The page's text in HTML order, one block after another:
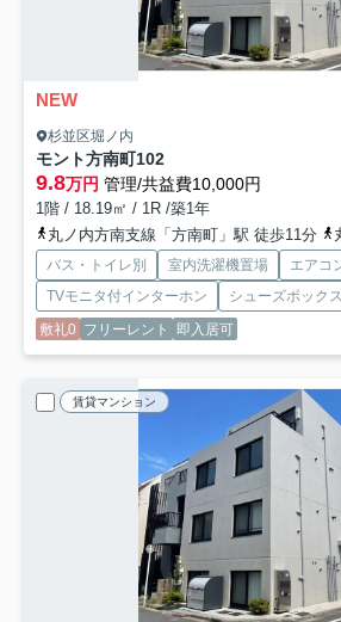
NEW
杉並区堀ノ内
モント方南町102
9.8万円 管理/共益費10,000円
1階 / 18.19㎡ / 1R /築1年
丸ノ内方南支線「方南町」駅 徒歩11分
バス・トイレ別 室内洗濯機置場 エアコ
TVモニタ付インターホン
シューズボックス
敷礼0 フリーレント 即入居可
賃貸マンション